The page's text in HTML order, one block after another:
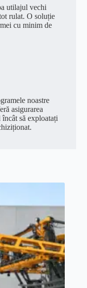
utilajul vechi
rulat. O soluție
cu minim de
noastre
asigurarea
să exploatați